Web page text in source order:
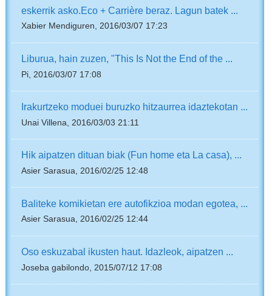
eskerrik asko.Eco + Carrière beraz. Lagun batek ...
Xabier Mendiguren, 2016/03/07 17:23
Liburua, hain zuzen, "This Is Not the End of the ...
Pi, 2016/03/07 17:08
Irakurtzeko moduei buruzko hitzaurrea idaztekotan ...
Unai Villena, 2016/03/03 21:11
Hik aipatzen dituan biak (Fun home eta La casa), ...
Asier Sarasua, 2016/02/25 12:48
Baliteke komikietan ere autofikzioa modan egotea, ...
Asier Sarasua, 2016/02/25 12:44
Oso eskuzabal ikusten haut. Idazleok, aipatzen ...
Joseba gabilondo, 2015/07/12 17:08